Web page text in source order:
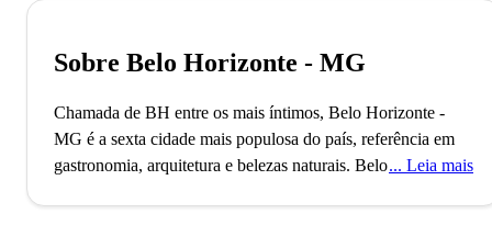
Sobre Belo Horizonte - MG
Chamada de BH entre os mais íntimos, Belo Horizonte -
MG é a sexta cidade mais populosa do país, referência em
gastronomia, arquitetura e belezas naturais. Belo Horizonte,
Leia mais